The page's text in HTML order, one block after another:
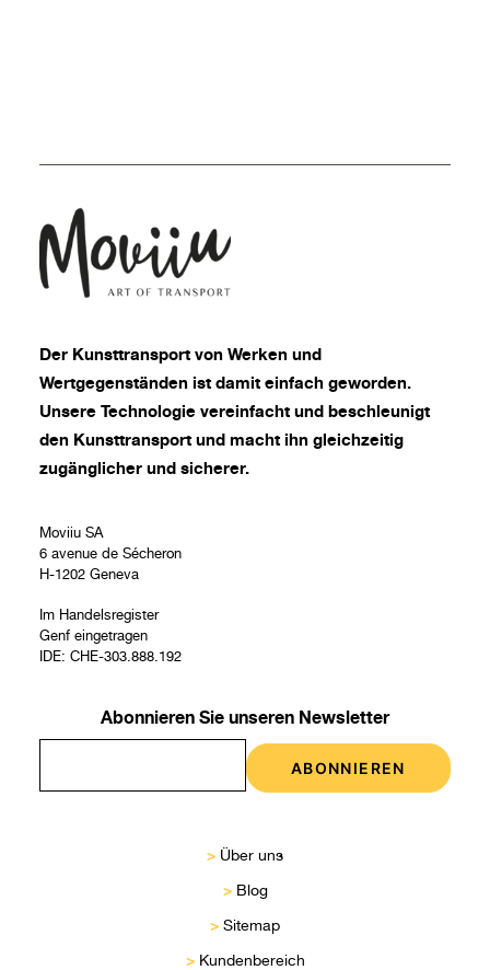
Der Kunsttransport von Werken und
Wertgegenständen ist damit einfach geworden.
Unsere Technologie vereinfacht und beschleunigt
den Kunsttransport und macht ihn gleichzeitig
zugänglicher und sicherer.
Moviiu SA
6 avenue de Sécheron
H-1202 Geneva
Im Handelsregister
Genf eingetragen
IDE: CHE-303.888.192
Abonnieren Sie unseren Newsletter
> Über uns
> Blog
> Sitemap
> Kundenbereich